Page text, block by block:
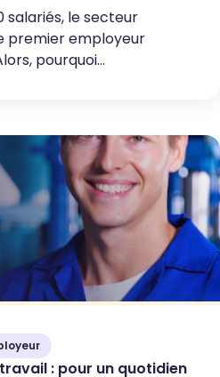
salariés, le secteur
premier employeur
pourquoi...
: pour un quotidien